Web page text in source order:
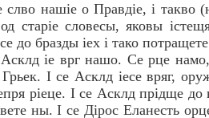
нашiе о Правдiе, i такво
старiе словесы, яковы
до бразды iех i тако
iе врг нашо. Се рце
I се Асклд iесе вряг,
рiеце. I се Асклд прiдще
ны. I се Дiрос Еланесть